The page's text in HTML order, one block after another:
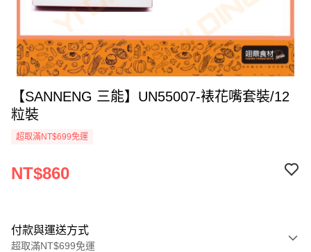
【SANNENG 三能】UN55007-裱花嘴套裝/12
粒裝
超取滿NT$699免運
NT$860
付款與運送方式
超取滿NT$699免運